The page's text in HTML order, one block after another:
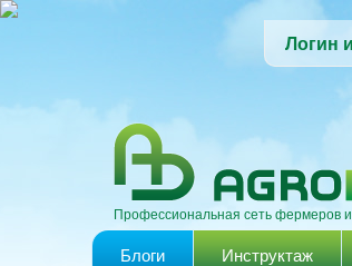
Логин
Профессиональная сеть фермеров
Главное меню
Блоги Инструктаж